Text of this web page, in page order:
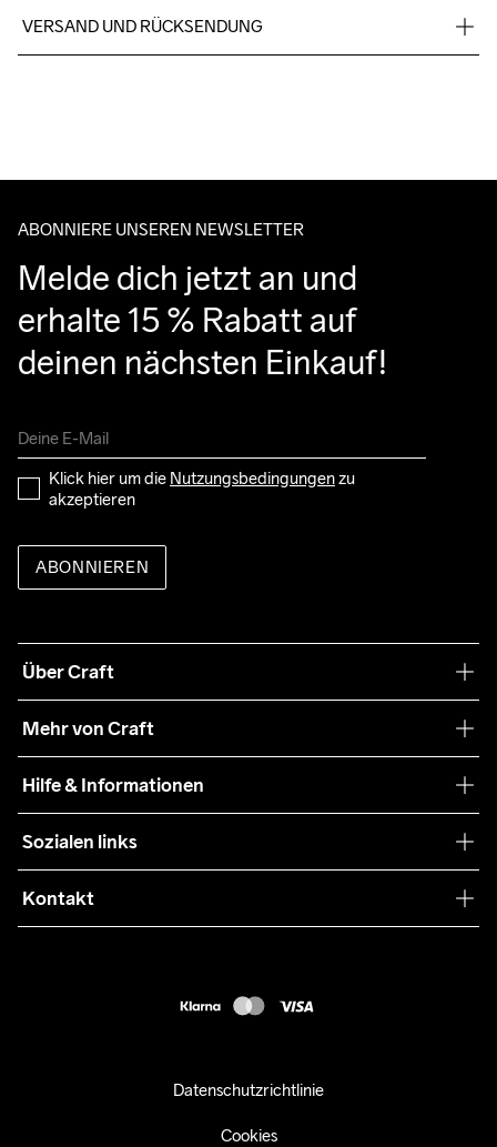
60% Baumwolle, 40% Polyester (recycelt)
VERSAND UND RÜCKSENDUNG
entgegennehmen kannst.
ABONNIERE UNSEREN NEWSLETTER
Melde dich jetzt an und
erhalte 15 % Rabatt auf
deinen nächsten Einkauf!
Klick hier um die Nutzungsbedingungen zu
akzeptieren
ABONNIEREN
Über Craft
Nachhaltigkeit
Mehr von Craft
Teamwear
Zusammenarbeit
Press
Hilfe & Informationen
Retouren
Kundendienst
Sozialen links
Kontakt
Datenschutzrichtlinie
Cookies